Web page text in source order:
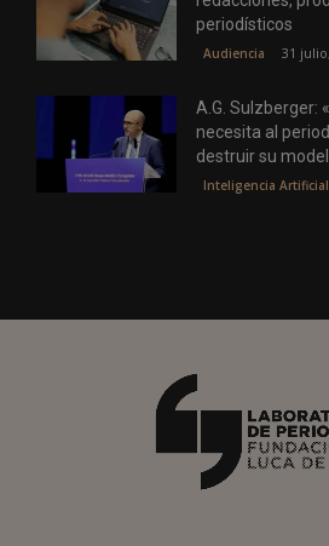
periodísticos
Audiencia 31
A.G. Sulzberger:
necesita al
destruir su
Inteligencia Artificial